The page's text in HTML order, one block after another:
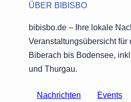
ÜBER BIBISBO
bibisbo.de – Ihre lokale
Veranstaltungsübersicht für
Biberach bis Bodensee,
und Thurgau.
Nachrichten Events